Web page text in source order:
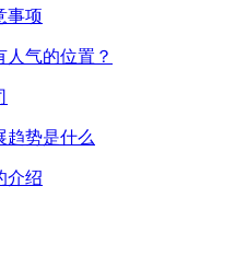
事项
气的位置？
趋势是什么
介绍